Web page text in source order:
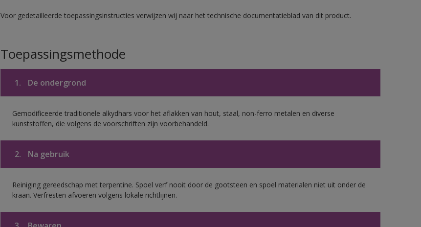
Voor gedetailleerde toepassingsinstructies verwijzen wij naar het technische documentatieblad van dit product.
Toepassingsmethode
1. De ondergrond
Gemodificeerde traditionele alkydhars voor het aflakken van hout, staal, non-ferro metalen en diverse
kunststoffen, die volgens de voorschriften zijn voorbehandeld.
2. Na gebruik
Reiniging gereedschap met terpentine. Spoel verf nooit door de gootsteen en spoel materialen niet uit onder de
kraan. Verfresten afvoeren volgens lokale richtlijnen.